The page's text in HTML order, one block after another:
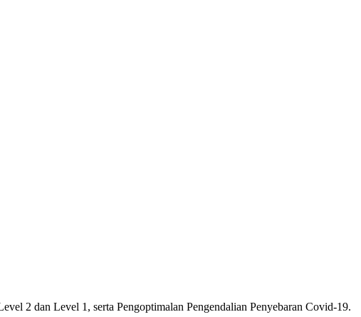
2 dan Level 1, serta Pengoptimalan Pengendalian Penyebaran Covid-19.